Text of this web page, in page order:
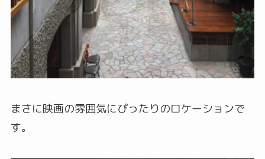
まさに映画の雰囲気にぴったりのロケーションで
す。